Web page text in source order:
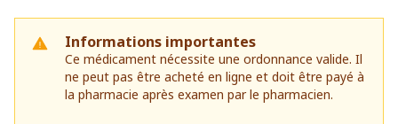
Informations importantes
Ce médicament nécessite une ordonnance valide. Il
ne peut pas être acheté en ligne et doit être payé à
la pharmacie après examen par le pharmacien.